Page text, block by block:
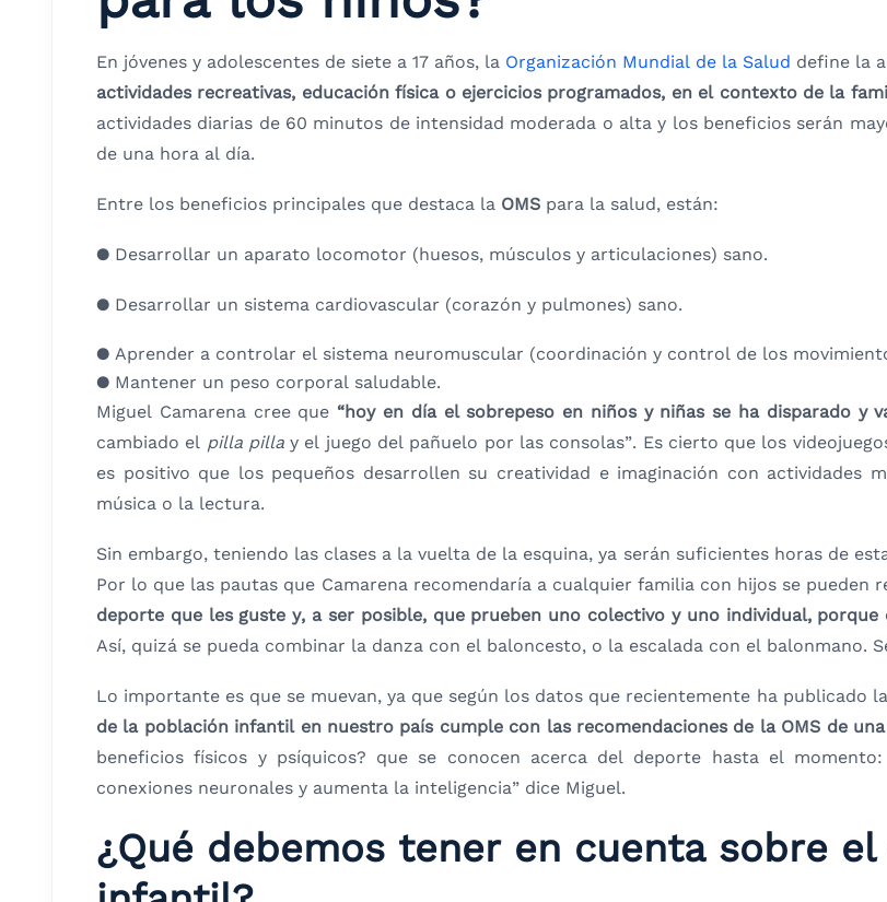
En jóvenes y adolescentes de siete a 17 años, la Organización Mundial de la Salud define la
actividades recreativas, educación física o ejercicios programados, en el contexto de la
actividades diarias de 60 minutos de intensidad moderada o alta y los beneficios serán
de una hora al día.
Entre los beneficios principales que destaca la OMS para la salud, están:
● Desarrollar un aparato locomotor (huesos, músculos y articulaciones) sano.
● Desarrollar un sistema cardiovascular (corazón y pulmones) sano.
● Aprender a controlar el sistema neuromuscular (coordinación y control de los
● Mantener un peso corporal saludable.
Miguel Camarena cree que “hoy en día el sobrepeso en niños y niñas se ha disparado y
cambiado el pilla pillay el juego del pañuelo por las consolas”. Es cierto que los
es positivo que los pequeños desarrollen su creatividad e imaginación con actividades
música o la lectura.
Sin embargo, teniendo las clases a la vuelta de la esquina, ya serán suficientes horas de
Por lo que las pautas que Camarena recomendaría a cualquier familia con hijos se pueden
deporte que les guste y, a ser posible, que prueben uno colectivo y uno individual,
Así, quizá se pueda combinar la danza con el baloncesto, o la escalada con el balonmano.
Lo importante es que se muevan, ya que según los datos que recientemente ha publicado la
de la población infantil en nuestro país cumple con las recomendaciones de la OMS de
beneficios físicos y psíquicos? que se conocen acerca del deporte hasta el
conexiones neuronales y aumenta la inteligencia” dice Miguel.
¿Qué debemos tener en cuenta sobre